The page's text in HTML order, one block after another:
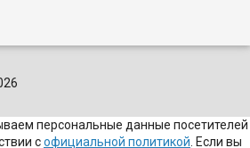
персональные данные посетителей
софициальной политикой. Если вы